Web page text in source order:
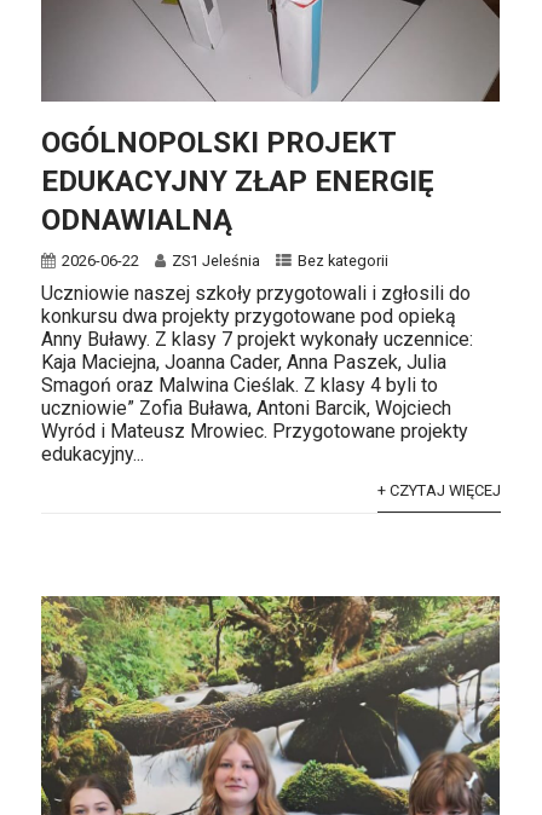
OGÓLNOPOLSKI PROJEKT
EDUKACYJNY ZŁAP ENERGIĘ
ODNAWIALNĄ
2026-06-22 ZS1 Jeleśnia Bez kategorii
Uczniowie naszej szkoły przygotowali i zgłosili do
konkursu dwa projekty przygotowane pod opieką
Anny Buławy. Z klasy 7 projekt wykonały uczennice:
Kaja Maciejna, Joanna Cader, Anna Paszek, Julia
Smagoń oraz Malwina Cieślak. Z klasy 4 byli to
uczniowie” Zofia Buława, Antoni Barcik, Wojciech
Wyród i Mateusz Mrowiec. Przygotowane projekty
edukacyjny...
+ CZYTAJ WIĘCEJ